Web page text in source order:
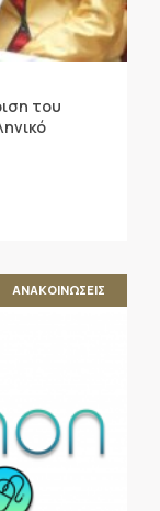
του
ΑΝΑΚΟΙΝΩΣΕΙΣ